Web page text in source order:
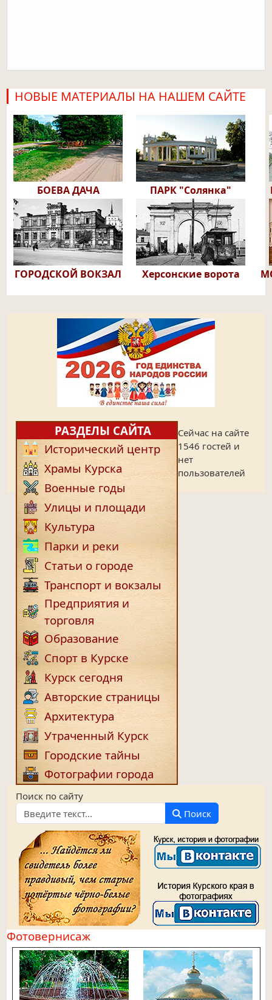
РАЗДЕЛЫ САЙТА
Исторический центр
Храмы Курска
Военные годы
Улицы и площади
Культура
Парки и реки
Статьи о городе
Транспорт и вокзалы
Предприятия и
торговля
Образование
Спорт в Курске
Курск сегодня
Авторские страницы
Архитектура
Утраченный Курск
Городские тайны
Фотографии города
Сейчас на сайте
1546 гостей и
нет
пользователей
НОВЫЕ МАТЕРИАЛЫ НА НАШЕМ САЙТЕ
БОЕВА ДАЧА ПАРК "Солянка"
ГОРОДСКОЙ ВОКЗАЛ Херсонские ворота
Поиск по сайту
Поиск
Фотовернисаж